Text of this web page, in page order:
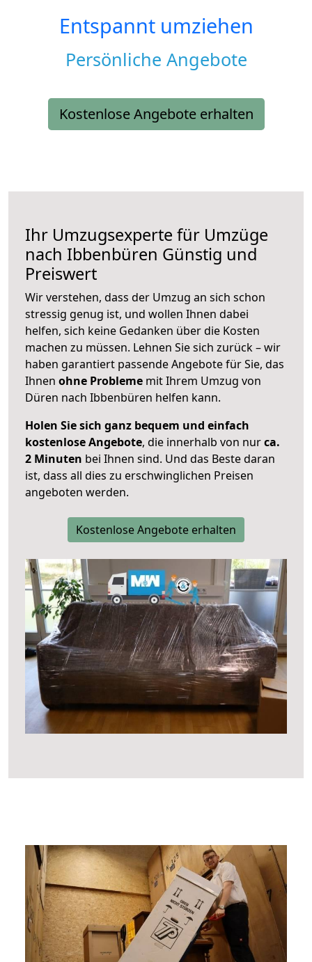
Entspannt umziehen
Persönliche Angebote
Kostenlose Angebote erhalten
Ihr Umzugsexperte für Umzüge
nach Ibbenbüren Günstig und
Preiswert
Wir verstehen, dass der Umzug an sich schon
stressig genug ist, und wollen Ihnen dabei
helfen, sich keine Gedanken über die Kosten
machen zu müssen. Lehnen Sie sich zurück – wir
haben garantiert passende Angebote für Sie, das
Ihnen ohne Probleme mit Ihrem Umzug von
Düren nach Ibbenbüren helfen kann.
Holen Sie sich ganz bequem und einfach
kostenlose Angebote, die innerhalb von nurca.
2 Minuten bei Ihnen sind. Und das Beste daran
ist, dass all dies zu erschwinglichen Preisen
angeboten werden.
Kostenlose Angebote erhalten